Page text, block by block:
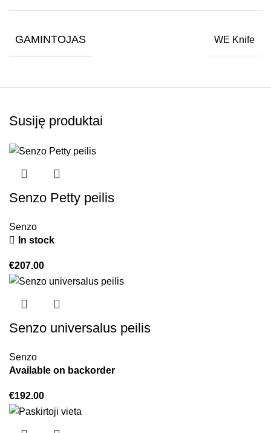
GAMINTOJAS WE Knife
Susiję produktai
Senzo Petty peilis
Senzo
In stock
€207.00
Senzo universalus peilis
Senzo
Available on backorder
€192.00